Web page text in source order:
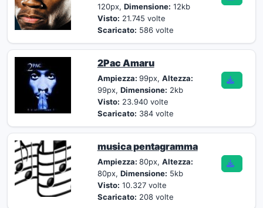
120px, Dimensione: 12kb
Visto: 21.745 volte
Scaricato: 586 volte
2Pac Amaru
Ampiezza: 99px, Altezza:
99px, Dimensione: 2kb
Visto: 23.940 volte
Scaricato: 384 volte
musica pentagramma
Ampiezza: 80px, Altezza:
80px, Dimensione: 5kb
Visto: 10.327 volte
Scaricato: 208 volte